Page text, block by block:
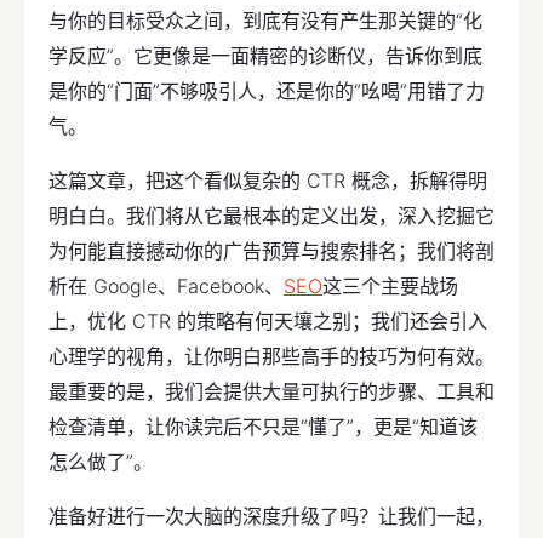
与你的目标受众之间，到底有没有产生那关键的“化
学反应”。它更像是一面精密的诊断仪，告诉你到底
是你的“门面”不够吸引人，还是你的“吆喝”用错了力
气。
这篇文章，把这个看似复杂的 CTR 概念，拆解得明
明白白。我们将从它最根本的定义出发，深入挖掘它
为何能直接撼动你的广告预算与搜索排名；我们将剖
析在 Google、Facebook、 SEO这三个主要战场
上，优化 CTR 的策略有何天壤之别；我们还会引入
心理学的视角，让你明白那些高手的技巧为何有效。
最重要的是，我们会提供大量可执行的步骤、工具和
检查清单，让你读完后不只是“懂了”，更是“知道该
怎么做了”。
准备好进行一次大脑的深度升级了吗？让我们一起，